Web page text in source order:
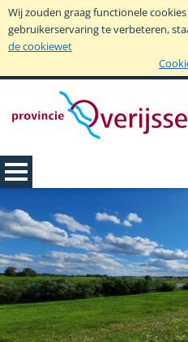
Wij zouden graag functionele
gebruikerservaring te verbeteren,
de cookiewet